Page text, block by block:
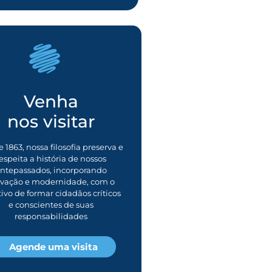
Venha
nos visitar
1863, nossa filosofia preserva e
a história de nossos
incorporando
e modernidade, com o
de formar cidadãos críticos
e conscientes de suas
responsabilidades
Agende uma visita